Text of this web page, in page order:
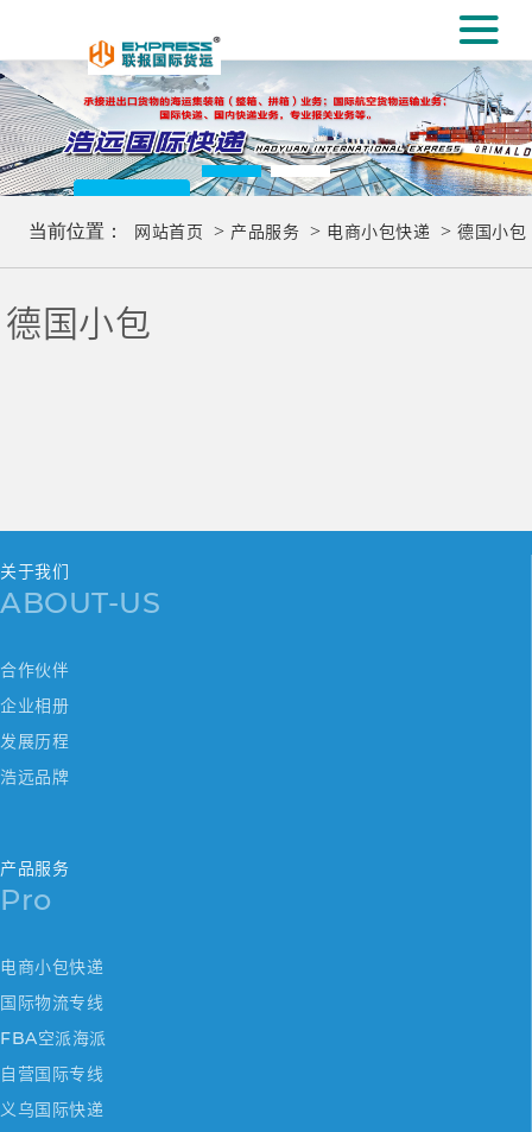
义乌专业国际
当前位置： 网站首页 > 产品服务 > 电商小包快递 > 德国小包
德国小包
关于我们
ABOUT-US
合作伙伴
企业相册
发展历程
浩远品牌
产品服务
Pro
电商小包快递
国际物流专线
FBA空派海派
自营国际专线
义乌国际快递